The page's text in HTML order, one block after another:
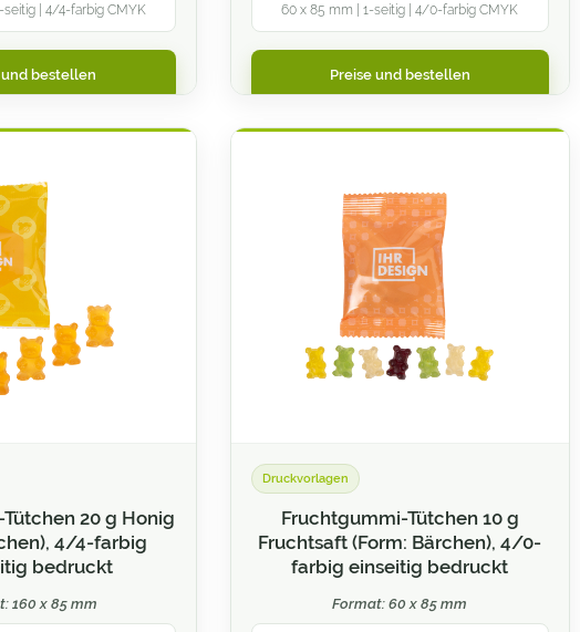
seitig | 4/4-farbig CMYK
und bestellen
60 x 85 mm | 1-seitig | 4/0-farbig CMYK
Preise und bestellen
20 g Honig
4/4-farbig
bedruckt
160 x 85 mm
Druckvorlagen
Fruchtgummi-Tütchen 10 g
Fruchtsaft (Form: Bärchen), 4/0-
farbig einseitig bedruckt
Format: 60 x 85 mm